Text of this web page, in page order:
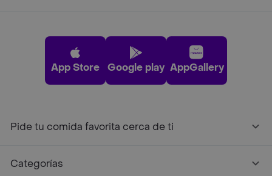
App Store Google play AppGallery
Pide tu comida favorita cerca de ti
Categorías